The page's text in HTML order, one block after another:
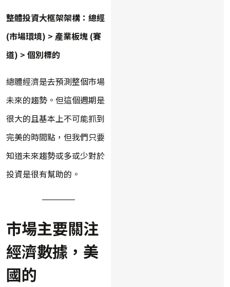
整體投資大框架架構：總經
(市場環境) > 產業板塊 (賽
道) > 個別標的
總體經濟是去預測整個市場
未來的趨勢。但這個週期是
很大的且基本上不可能抓到
完美的時間點，但我們只要
知道未來趨勢或多或少對於
投資是很有幫助的。
市場主要關注
經濟數據，美
國的